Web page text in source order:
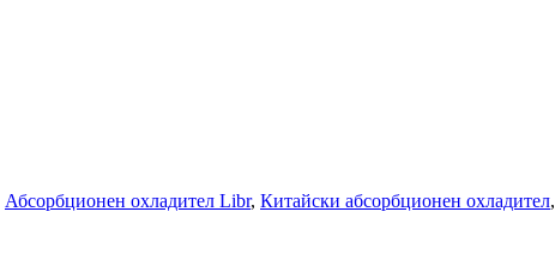
Абсорбционен охладител Libr, Китайски абсорбционен охладител,